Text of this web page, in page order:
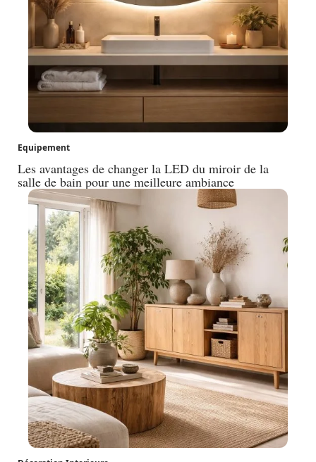
Equipement
Les avantages de changer la LED du miroir de la
salle de bain pour une meilleure ambiance